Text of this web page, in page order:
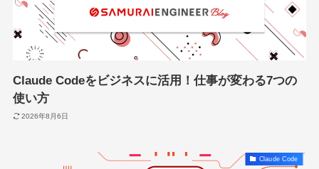
Claude Codeをビジネスに活用！仕事が変わる7つの
使い方
2026年8月6日
Claude Code